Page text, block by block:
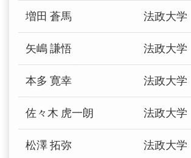
増田 蒼馬 法政大学
矢嶋 謙悟 法政大学
本多 寛幸 法政大学
佐々木 虎一朗 法政大学
松澤 拓弥 法政大学